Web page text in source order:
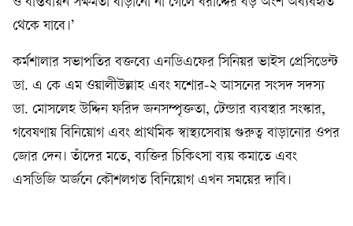
থেকে যাবে।’
কর্মশালার সভাপতির বক্তব্যে এনডিএফের সিনিয়র ভাইস প্রেসিডেন্ট
ডা. এ কে এম ওয়ালীউল্লাহ এবং যশোর-২ আসনের সংসদ সদস্য
ডা. মোসলেহ উদ্দিন ফরিদ জনসম্পৃক্ততা, টেন্ডার ব্যবস্থার সংস্কার,
গবেষণায় বিনিয়োগ এবং প্রাথমিক স্বাস্থ্যসেবায় গুরুত্ব বাড়ানোর ওপর
জোর দেন। তাঁদের মতে, ব্যক্তির চিকিৎসা ব্যয় কমাতে এবং
এসডিজি অর্জনে কৌশলগত বিনিয়োগ এখন সময়ের দাবি।